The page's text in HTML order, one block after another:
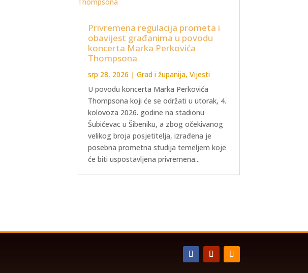
Privremena regulacija prometa i
obavijest građanima u povodu
koncerta Marka Perkovića
Thompsona
srp 28, 2026 | Grad i županija, Vijesti
U povodu koncerta Marka Perkovića
Thompsona koji će se održati u utorak, 4.
kolovoza 2026. godine na stadionu
Šubićevac u Šibeniku, a zbog očekivanog
velikog broja posjetitelja, izrađena je
posebna prometna studija temeljem koje
će biti uspostavljena privremena...